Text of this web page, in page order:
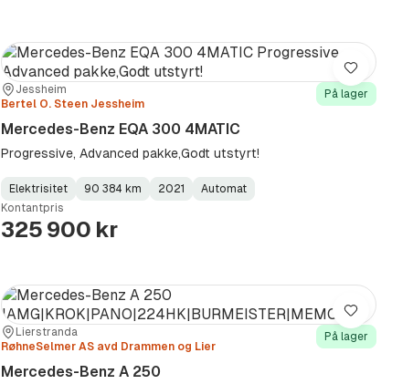
Sted:Jessheim
Forhandler:
Bertel O. Steen Jessheim
På lager
Mercedes-Benz EQA 300 4MATIC
Progressive, Advanced pakke,Godt utstyrt!
Fuel
Type:
Elektrisitet
Kilometerstand:
90 384 km
Model
Year:
2021
Gearbox
Type:
Automat
Kontantpris
325 900 kr
Lagre
Sted:
Lierstranda
Forhandler:
RøhneSelmer AS avd Drammen og Lier
På lager
Mercedes-Benz A 250
Lagre